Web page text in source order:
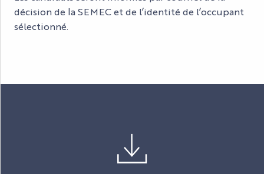
décision de la SEMEC et de l’identité de l’occupant
sélectionné.